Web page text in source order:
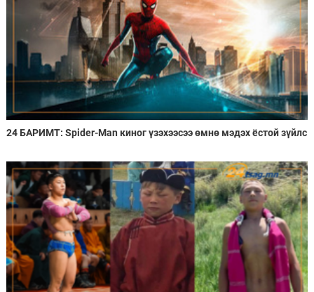
24 БАРИМТ: Spider-Man киног үзэхээсээ өмнө мэдэх ёстой зүйлс